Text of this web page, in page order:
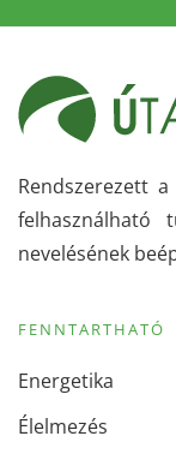
Rendszerezett
felhasználható
nevelésének
FENNTARTHATÓ
Energetika
Élelmezés